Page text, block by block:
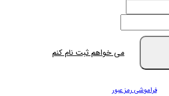
می خواهم ثبت نام کنم
فراموشی رمز عبور